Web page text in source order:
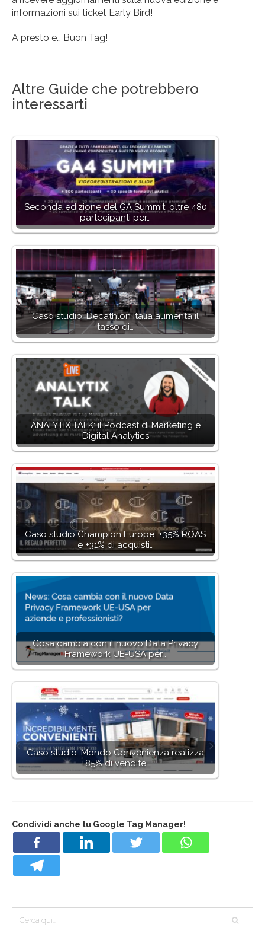
informazioni sui ticket Early Bird!
A presto e… Buon Tag!
Altre Guide che potrebbero
interessarti
Seconda edizione del GA Summit: oltre 480
partecipanti per…
Caso studio: Decathlon Italia aumenta il
tasso di…
ANALYTIX TALK: il Podcast di Marketing e
Digital Analytics
Caso studio Champion Europe: +35% ROAS
e +31% di acquisti…
Cosa cambia con il nuovo Data Privacy
Framework UE-USA per…
Caso studio: Mondo Convenienza realizza
+85% di vendite…
Condividi anche tu Google Tag Manager!